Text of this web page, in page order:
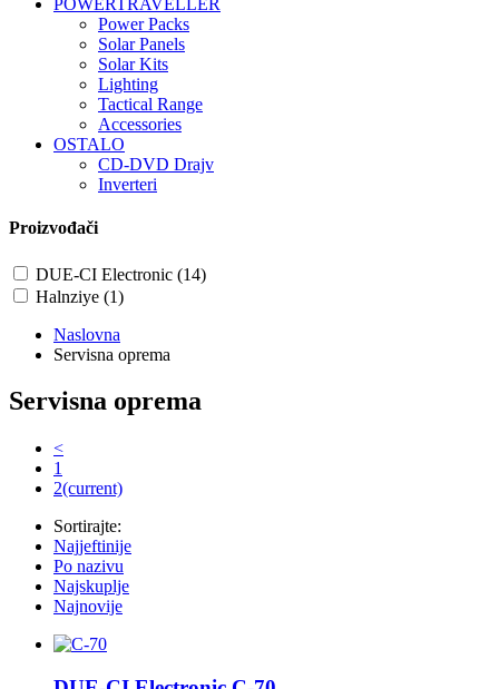
POWERTRAVELLER
Power Packs
Solar Panels
Solar Kits
Lighting
Tactical Range
Accessories
OSTALO
CD-DVD Drajv
Inverteri
Proizvođači
DUE-CI Electronic (14)
Halnziye (1)
Naslovna
Servisna oprema
Servisna oprema
<
1
2(current)
Sortirajte:
Najjeftinije
Po nazivu
Najskuplje
Najnovije